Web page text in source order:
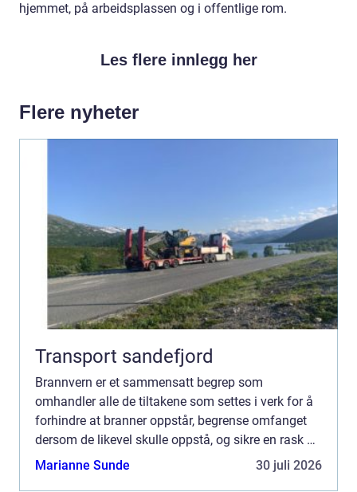
hjemmet, på arbeidsplassen og i offentlige rom.
Les flere innlegg her
Flere nyheter
Transport sandefjord
Brannvern er et sammensatt begrep som
omhandler alle de tiltakene som settes i verk for å
forhindre at branner oppstår, begrense omfanget
dersom de likevel skulle oppstå, og sikre en rask og
effektiv respons for å redde liv og...
Marianne Sunde 30 juli 2026